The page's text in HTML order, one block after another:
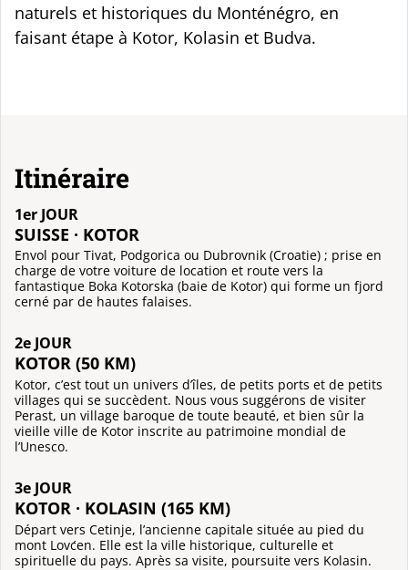
naturels et historiques du Monténégro, en
faisant étape à Kotor, Kolasin et Budva.
Itinéraire
1er JOUR
SUISSE · KOTOR
Envol pour Tivat, Podgorica ou Dubrovnik (Croatie) ; prise en
charge de votre voiture de location et route vers la
fantastique Boka Kotorska (baie de Kotor) qui forme un fjord
cerné par de hautes falaises.
2e JOUR
KOTOR (50 KM)
Kotor, c’est tout un univers d’îles, de petits ports et de petits
villages qui se succèdent. Nous vous suggérons de visiter
Perast, un village baroque de toute beauté, et bien sûr la
vieille ville de Kotor inscrite au patrimoine mondial de
l’Unesco.
3e JOUR
KOTOR · KOLASIN (165 KM)
Départ vers Cetinje, l’ancienne capitale située au pied du
mont Lovćen. Elle est la ville historique, culturelle et
spirituelle du pays. Après sa visite, poursuite vers Kolasin.